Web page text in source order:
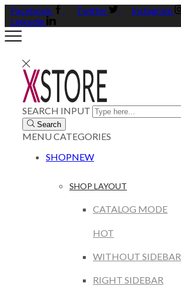
Facebook Twitter Instagram
Linkedin
SEARCH INPUT
Search
MENUCATEGORIES
SHOPNEW
SHOP LAYOUT
CATALOG MODE
HOT
WITHOUT SIDEBAR
RIGHT SIDEBAR